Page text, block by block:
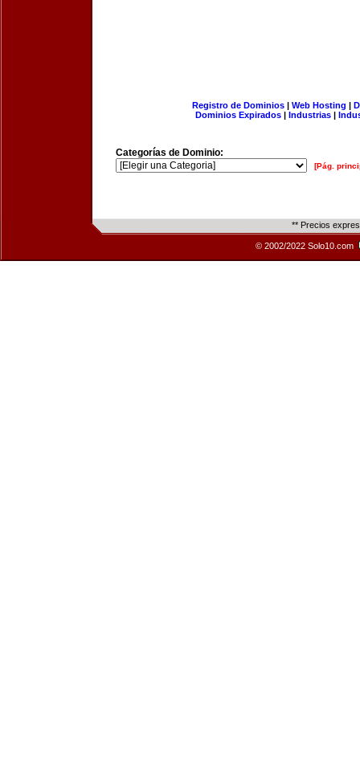
Registro de Dominios| Web Hosting |
Dominios Expirados | Industrias |
Categorías de Dominio:
[Pág.
** Precios
© 2002/2022 Solo10.com